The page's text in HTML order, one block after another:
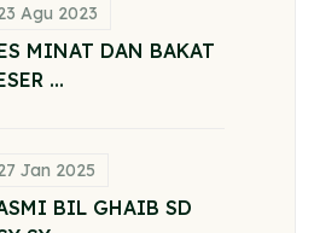
Agu 2023
MINAT DAN BAKAT
...
Jan 2025
BIL GHAIB SD